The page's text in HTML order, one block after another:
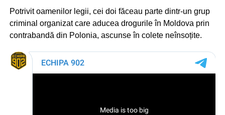
Potrivit oamenilor legii, cei doi făceau parte dintr-un grup
criminal organizat care aducea drogurile în Moldova prin
contrabandă din Polonia, ascunse în colete neînsoțite.